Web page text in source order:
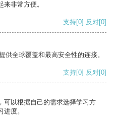
非常方便。
支持[0] 反对[0]
全球覆盖和最高安全性的连接。
支持[0] 反对[0]
可以根据自己的需求选择学习方
度。